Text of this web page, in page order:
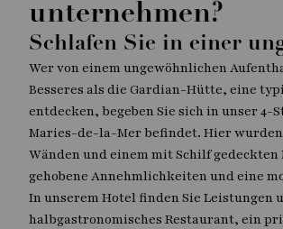
unternehmen?
Schlafen Sie in einer
Wer von einem ungewöhnlichen
Besseres als die Gardian-Hütte, eine
entdecken, begeben Sie sich in unser 4-
Maries-de-la-Mer befindet. Hier
Wänden und einem mit Schilf
gehobene Annehmlichkeiten und eine
In unserem Hotel finden Sie
halbgastronomisches Restaurant, ein